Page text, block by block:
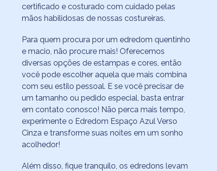
certificado e costurado com cuidado pelas
mãos habilidosas de nossas costureiras.
Para quem procura por um edredom quentinho
e macio, não procure mais! Oferecemos
diversas opções de estampas e cores, então
você pode escolher aquela que mais combina
com seu estilo pessoal. E se você precisar de
um tamanho ou pedido especial, basta entrar
em contato conosco! Não perca mais tempo,
experimente o Edredom Espaço Azul Verso
Cinza e transforme suas noites em um sonho
acolhedor!
Além disso, fique tranquilo, os edredons levam